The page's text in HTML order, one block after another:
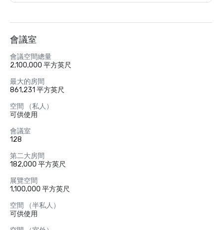
會議室
會議空間總量
2,100,000 平方英尺
最大的房間
861,231 平方英尺
空間 （私人）
可供使用
會議室
128
第二大房間
182,000 平方英尺
展覽空間
1,100,000 平方英尺
空間 （半私人）
可供使用